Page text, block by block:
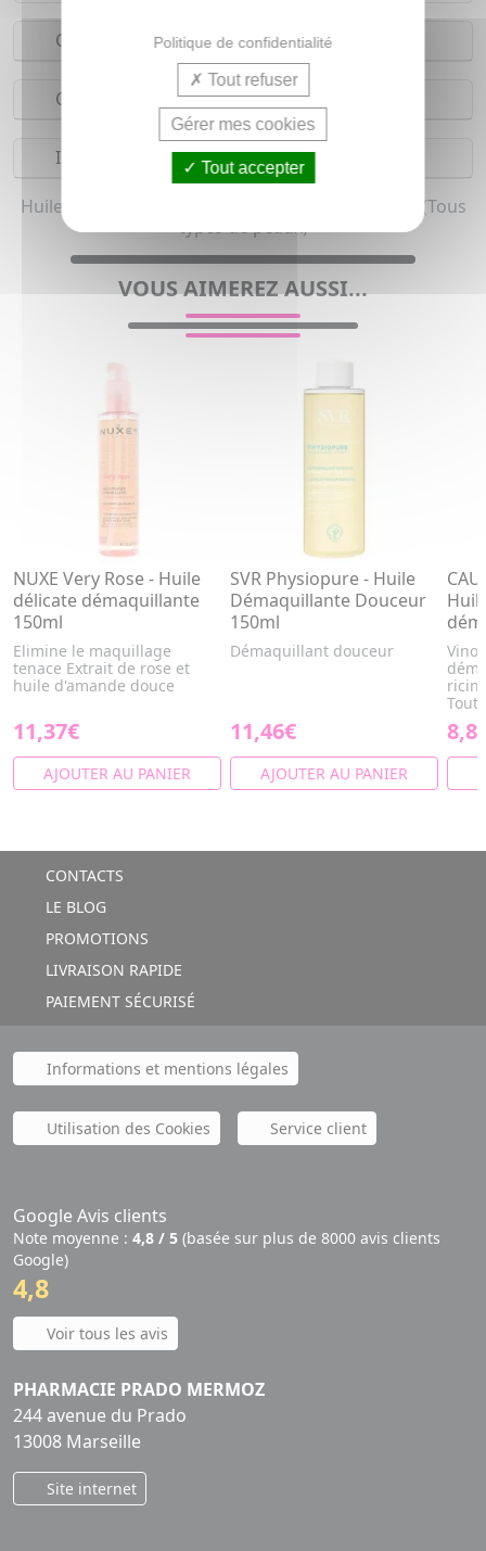
Conseils d'utilisation
Composition
Indications
Huile nettoyante démaquillante bio pour femme (Tous
types de peaux)
VOUS AIMEREZ AUSSI...
NUXE Very Rose - Huile
délicate démaquillante
150ml
Elimine le maquillage
tenace Extrait de rose et
huile d'amande douce
11,37€
AJOUTER AU PANIER
SVR Physiopure - Huile
Démaquillante Douceur
150ml
Démaquillant douceur
11,46€
AJOUTER AU PANIER
ricin
CONTACTS
LE BLOG
PROMOTIONS
LIVRAISON RAPIDE
PAIEMENT SÉCURISÉ
Informations et mentions légales
Utilisation des Cookies Service client
Google Avis clients
Note moyenne : 4,8 / 5 (basée sur plus de 8000 avis clients
Google)
4,8
Voir tous les avis
PHARMACIE PRADO MERMOZ
244 avenue du Prado
13008 Marseille
Site internet
Politique de confidentialité
Tout refuser
Gérer mes cookies
Tout accepter